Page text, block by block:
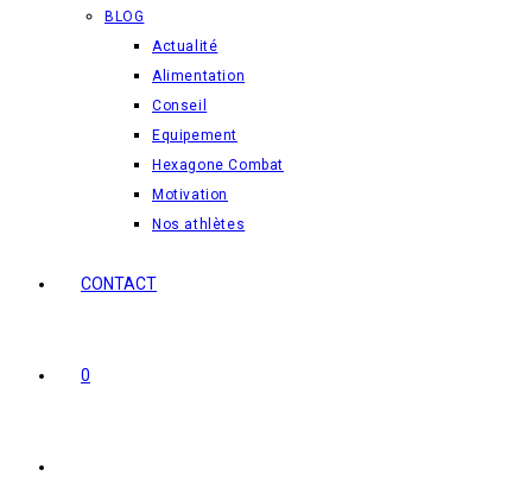
BLOG
Actualité
Alimentation
Conseil
Equipement
Hexagone Combat
Motivation
Nos athlètes
CONTACT
0